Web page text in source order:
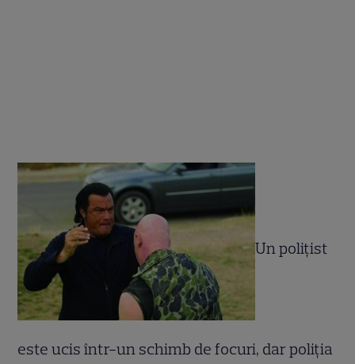
Un poliţist
este ucis într-un schimb de focuri, dar poliţia